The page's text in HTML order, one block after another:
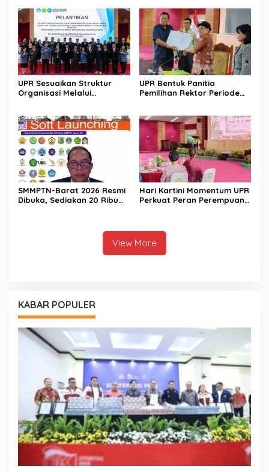
UPR
UPR Sesuaikan Struktur
Organisasi Melalui
UPR Bentuk Panitia
Pemilihan Rektor Periode
SMMPTN-Barat 2026 Resmi
Dibuka, Sediakan 20 Ribu
Hari Kartini Momentum UPR
Perkuat Peran Perempuan
View More
KABAR POPULER